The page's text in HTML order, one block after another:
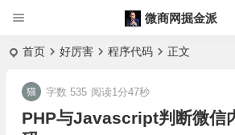
微商网掘金派
首页 好厉害 程序代码 正文
PHP与Javascript判断微信
字数 535 阅读1分47秒